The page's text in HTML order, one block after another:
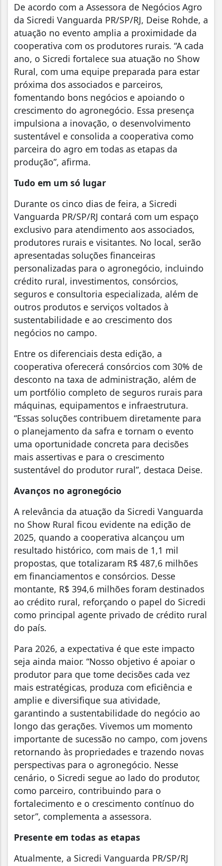
De acordo com a Assessora de Negócios Agro
da Sicredi Vanguarda PR/SP/RJ, Deise Rohde, a
atuação no evento amplia a proximidade da
cooperativa com os produtores rurais. “A cada
ano, o Sicredi fortalece sua atuação no Show
Rural, com uma equipe preparada para estar
próxima dos associados e parceiros,
fomentando bons negócios e apoiando o
crescimento do agronegócio. Essa presença
impulsiona a inovação, o desenvolvimento
sustentável e consolida a cooperativa como
parceira do agro em todas as etapas da
produção”, afirma.
Tudo em um só lugar
Durante os cinco dias de feira, a Sicredi
Vanguarda PR/SP/RJ contará com um espaço
exclusivo para atendimento aos associados,
produtores rurais e visitantes. No local, serão
apresentadas soluções financeiras
personalizadas para o agronegócio, incluindo
crédito rural, investimentos, consórcios,
seguros e consultoria especializada, além de
outros produtos e serviços voltados à
sustentabilidade e ao crescimento dos
negócios no campo.
Entre os diferenciais desta edição, a
cooperativa oferecerá consórcios com 30% de
desconto na taxa de administração, além de
um portfólio completo de seguros rurais para
máquinas, equipamentos e infraestrutura.
“Essas soluções contribuem diretamente para
o planejamento da safra e tornam o evento
uma oportunidade concreta para decisões
mais assertivas e para o crescimento
sustentável do produtor rural”, destaca Deise.
Avanços no agronegócio
A relevância da atuação da Sicredi Vanguarda
no Show Rural ficou evidente na edição de
2025, quando a cooperativa alcançou um
resultado histórico, com mais de 1,1 mil
propostas, que totalizaram R$ 487,6 milhões
em financiamentos e consórcios. Desse
montante, R$ 394,6 milhões foram destinados
ao crédito rural, reforçando o papel do Sicredi
como principal agente privado de crédito rural
do país.
Para 2026, a expectativa é que este impacto
seja ainda maior. “Nosso objetivo é apoiar o
produtor para que tome decisões cada vez
mais estratégicas, produza com eficiência e
amplie e diversifique sua atividade,
garantindo a sustentabilidade do negócio ao
longo das gerações. Vivemos um momento
importante de sucessão no campo, com jovens
retornando às propriedades e trazendo novas
perspectivas para o agronegócio. Nesse
cenário, o Sicredi segue ao lado do produtor,
como parceiro, contribuindo para o
fortalecimento e o crescimento contínuo do
setor”, complementa a assessora.
Presente em todas as etapas
Atualmente, a Sicredi Vanguarda PR/SP/RJ